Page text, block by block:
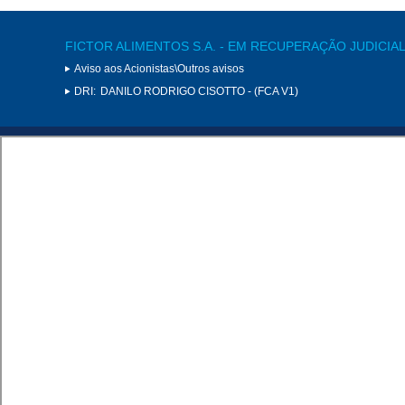
FICTOR ALIMENTOS S.A. - EM RECUPERAÇÃO
Aviso aos Acionistas\Outros avisos
DRI: DANILO RODRIGO CISOTTO - (FCA V1)